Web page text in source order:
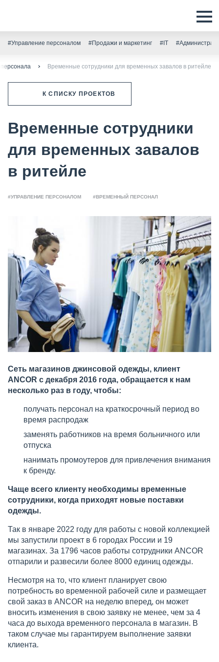
#Управление персоналом #Продажи и маркетинг #IT
Временные сотрудники для временных завалов в ритейле
К СПИСКУ ПРОЕКТОВ
Временные сотрудники
для временных завалов
в ритейле
#УПРАВЛЕНИЕ ПЕРСОНАЛОМ #ВРЕМЕННЫЙ ПЕРСОНАЛ
Сеть магазинов джинсовой одежды, клиент
ANCOR c декабря 2016 года, обращается к нам
несколько раз в году, чтобы:
получать персонал на краткосрочный период во
время распродаж
заменять работников на время больничного или
отпуска
нанимать промоутеров для привлечения внимания
к бренду.
Чаще всего клиенту необходимы временные
сотрудники, когда приходят новые поставки
одежды.
Так в январе 2022 году для работы с новой коллекцией
мы запустили проект в 6 городах России и 19
магазинах. За 1796 часов работы сотрудники ANCOR
отпарили и развесили более 8000 единиц одежды.
Несмотря на то, что клиент планирует свою
потребность во временной рабочей силе и размещает
свой заказ в ANCOR на неделю вперед, он может
вносить изменения в свою заявку не менее, чем за 4
часа до выхода временного персонала в магазин. В
таком случае мы гарантируем выполнение заявки
клиента.